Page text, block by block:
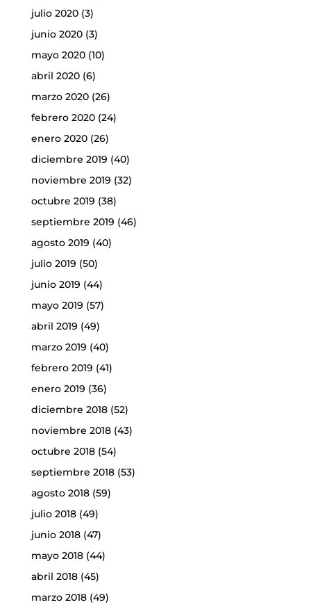
julio 2020(3)
junio 2020(3)
mayo 2020(10)
abril 2020(6)
marzo 2020(26)
febrero 2020(24)
enero 2020(26)
diciembre 2019 (40)
noviembre 2019 (32)
octubre 2019 (38)
septiembre 2019 (46)
agosto 2019 (40)
julio 2019 (50)
junio 2019 (44)
mayo 2019 (57)
abril 2019 (49)
marzo 2019 (40)
febrero 2019 (41)
enero 2019 (36)
diciembre 2018(52)
noviembre 2018(43)
octubre 2018(54)
septiembre 2018(53)
agosto 2018(59)
julio 2018(49)
junio 2018(47)
mayo 2018(44)
abril 2018(45)
marzo 2018(49)